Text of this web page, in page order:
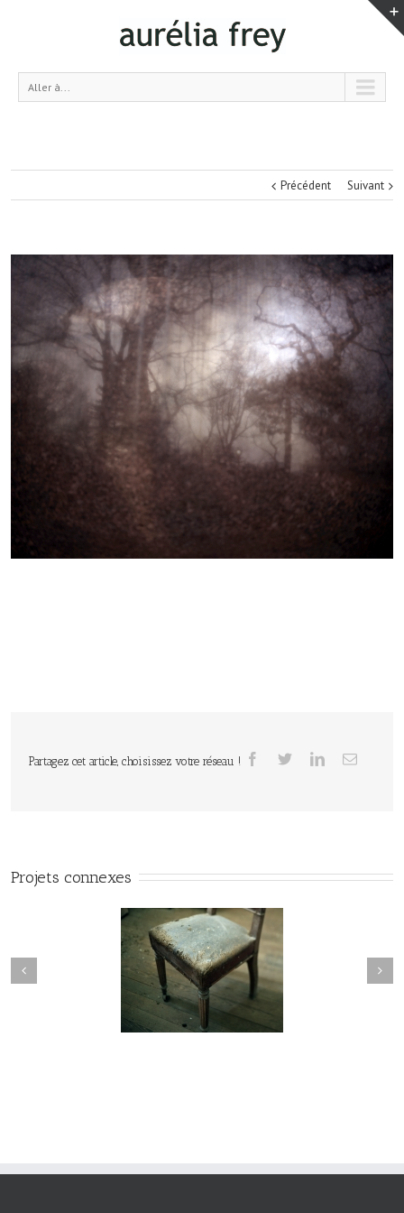
Aller à...
Précédent Suivant
Partagez cet article, choisissez votre réseau !
Projets connexes
manderley#015